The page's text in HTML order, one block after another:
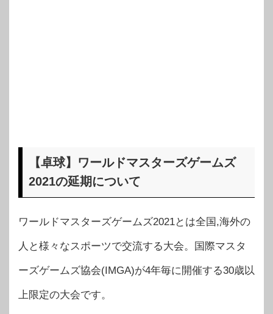
【卓球】ワールドマスターズゲームズ
2021の延期について
ワールドマスターズゲームズ2021とは全国,海外の
人と様々なスポーツで交流する大会。国際マスタ
ーズゲームズ協会(IMGA)が4年毎に開催する30歳以
上限定の大会です。